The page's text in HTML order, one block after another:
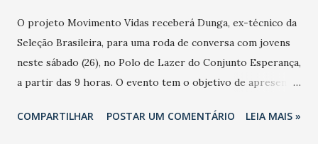
O projeto Movimento Vidas receberá Dunga, ex-técnico da
Seleção Brasileira, para uma roda de conversa com jovens
neste sábado (26), no Polo de Lazer do Conjunto Esperança,
a partir das 9 horas. O evento tem o objetivo de apresentar
caminhos para a juventude, sem passar pelo uso do uso de
COMPARTILHAR POSTAR UM COMENTÁRIO LEIA MAIS »